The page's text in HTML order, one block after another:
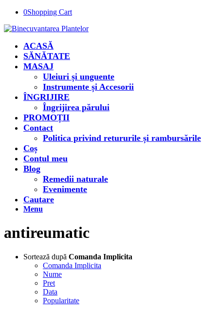
0Shopping Cart
ACASĂ
SĂNĂTATE
MASAJ
Uleiuri și unguente
Instrumente și Accesorii
ÎNGRIJIRE
Îngrijirea părului
PROMOȚII
Contact
Politica privind retururile și rambursările
Coș
Contul meu
Blog
Remedii naturale
Evenimente
Cautare
Menu
antireumatic
Sortează după Comanda Implicita
Comanda Implicita
Nume
Pret
Data
Popularitate